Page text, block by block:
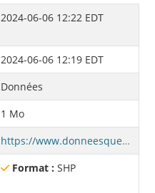
2024-06-06 12:22 EDT
2024-06-06 12:19 EDT
Données
1 Mo
https://www.donneesquebec.ca/recherche/dataset/0d299651-2d95-4de3-b513-cf6009f51ca7/resource/28d521ee-aec0-4264-bd8e-a24cc9bddf05/download/cdu-zonage-production-agricole.zip
Format : SHP